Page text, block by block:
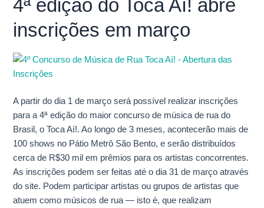
4ª edição do Toca Aí! abre
inscrições em março
A partir do dia 1 de março será possível realizar inscrições
para a 4ª edição do maior concurso de música de rua do
Brasil, o Toca Aí!. Ao longo de 3 meses, acontecerão mais de
100 shows no Pátio Metrô São Bento, e serão distribuídos
cerca de R$30 mil em prêmios para os artistas concorrentes.
As inscrições podem ser feitas até o dia 31 de março através
do site. Podem participar artistas ou grupos de artistas que
atuem como músicos de rua — isto é, que realizam
edição
do
Aí!
abre
em
março